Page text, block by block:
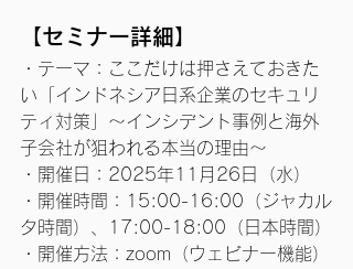
【セミナー詳細】
・テーマ：ここだけは押さえておきた
い「インドネシア日系企業のセキュリ
ティ対策」〜インシデント事例と海外
子会社が狙われる本当の理由〜
・開催日：2025年11月26日（水）
・開催時間：15:00-16:00（ジャカル
タ時間）、17:00-18:00（日本時間）
・開催方法：zoom（ウェビナー機能）